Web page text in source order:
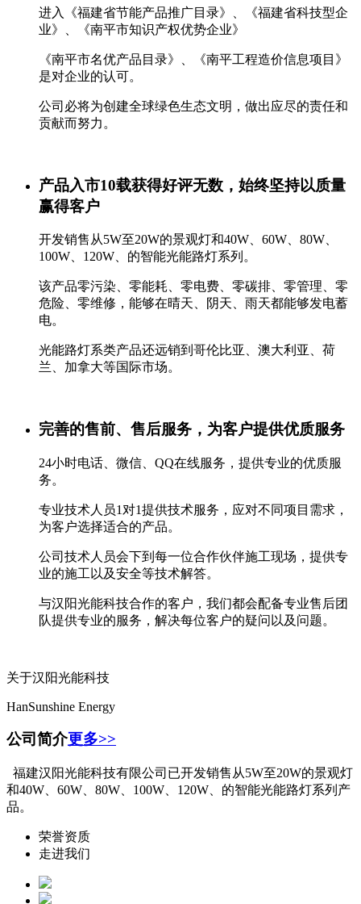
进入《福建省节能产品推广目录》、《福建省科技型企
业》、《南平市知识产权优势企业》
《南平市名优产品目录》、《南平工程造价信息项目》
是对企业的认可。
公司必将为创建全球绿色生态文明，做出应尽的责任和
贡献而努力。
产品入市10载获得好评无数，始终坚持以质量
赢得客户
开发销售从5W至20W的景观灯和40W、60W、80W、
100W、120W、的智能光能路灯系列。
该产品零污染、零能耗、零电费、零碳排、零管理、零
危险、零维修，能够在晴天、阴天、雨天都能够发电蓄
电。
光能路灯系类产品还远销到哥伦比亚、澳大利亚、荷
兰、加拿大等国际市场。
完善的售前、售后服务，为客户提供优质服务
24小时电话、微信、QQ在线服务，提供专业的优质服
务。
专业技术人员1对1提供技术服务，应对不同项目需求，
为客户选择适合的产品。
公司技术人员会下到每一位合作伙伴施工现场，提供专
业的施工以及安全等技术解答。
与汉阳光能科技合作的客户，我们都会配备专业售后团
队提供专业的服务，解决每位客户的疑问以及问题。
关于汉阳光能科技
HanSunshine Energy
公司简介更多>>
福建汉阳光能科技有限公司已开发销售从5W至20W的景观灯
和40W、60W、80W、100W、120W、的智能光能路灯系列产
品。
荣誉资质
走进我们